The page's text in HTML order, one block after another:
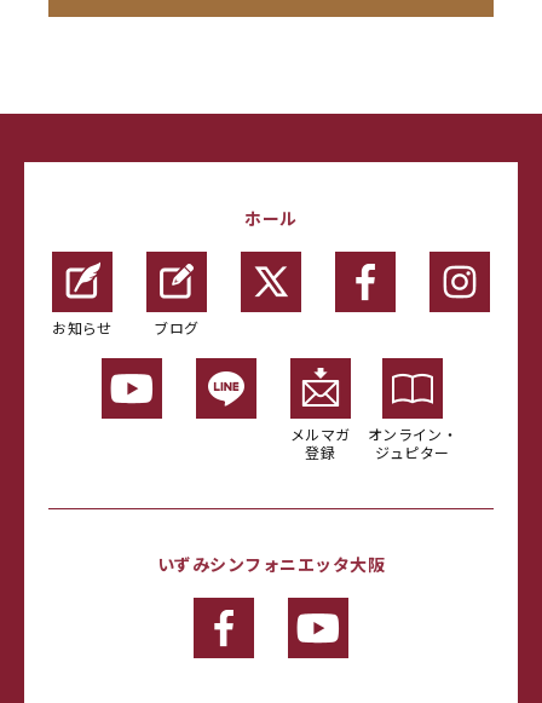
ホール
お知らせ ブログ
メルマガ
登録
オンライン・
ジュピター
いずみシンフォニエッタ大阪